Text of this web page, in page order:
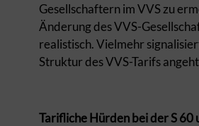
Gesellschaftern im VVS zu
Änderung des VVS-
realistisch. Vielmehr
Struktur des VVS-Tarifs
Tarifliche Hürden bei der S 60